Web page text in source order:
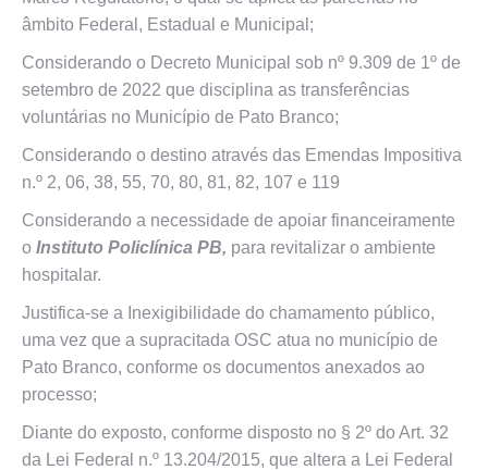
âmbito Federal, Estadual e Municipal;
Considerando o Decreto Municipal sob nº 9.309 de 1º de
setembro de 2022 que disciplina as transferências
voluntárias no Município de Pato Branco;
Considerando o destino através das Emendas Impositiva
n.º 2, 06, 38, 55, 70, 80, 81, 82, 107 e 119
Considerando a necessidade de apoiar financeiramente
o Instituto Policlínica PB, para revitalizar o ambiente
hospitalar.
Justifica-se a Inexigibilidade do chamamento público,
uma vez que a supracitada OSC atua no município de
Pato Branco, conforme os documentos anexados ao
processo;
Diante do exposto, conforme disposto no § 2º do Art. 32
da Lei Federal n.º 13.204/2015, que altera a Lei Federal